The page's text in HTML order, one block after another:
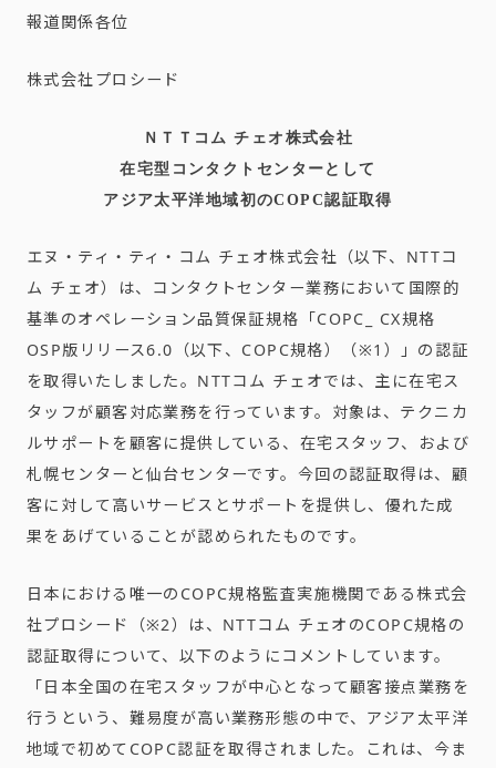
報道関係各位
株式会社プロシード
ＮＴＴコム チェオ株式会社
在宅型コンタクトセンターとして
アジア太平洋地域初のCOPC認証取得
エヌ・ティ・ティ・コム チェオ株式会社（以下、NTTコ
ム チェオ）は、コンタクトセンター業務において国際的
基準のオペレーション品質保証規格「COPC_ CX規格
OSP版リリース6.0（以下、COPC規格）（※1）」の認証
を取得いたしました。NTTコム チェオでは、主に在宅ス
タッフが顧客対応業務を行っています。対象は、テクニカ
ルサポートを顧客に提供している、在宅スタッフ、および
札幌センターと仙台センターです。今回の認証取得は、顧
客に対して高いサービスとサポートを提供し、優れた成
果をあげていることが認められたものです。
日本における唯一のCOPC規格監査実施機関である株式会
社プロシード（※2）は、NTTコム チェオのCOPC規格の
認証取得について、以下のようにコメントしています。
「日本全国の在宅スタッフが中心となって顧客接点業務を
行うという、難易度が高い業務形態の中で、アジア太平洋
地域で初めてCOPC認証を取得されました。これは、今ま